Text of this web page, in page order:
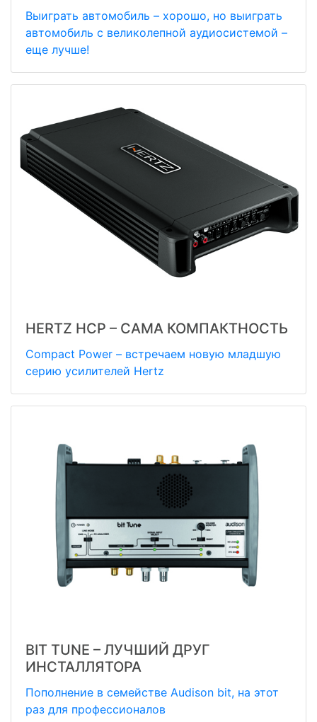
Выиграть автомобиль – хорошо, но выиграть
автомобиль с великолепной аудиосистемой –
еще лучше!
HERTZ HCP – САМА КОМПАКТНОСТЬ
Compact Power – встречаем новую младшую
серию усилителей Hertz
BIT TUNE – ЛУЧШИЙ ДРУГ
ИНСТАЛЛЯТОРА
Пополнение в семействе Audison bit, на этот
раз для профессионалов